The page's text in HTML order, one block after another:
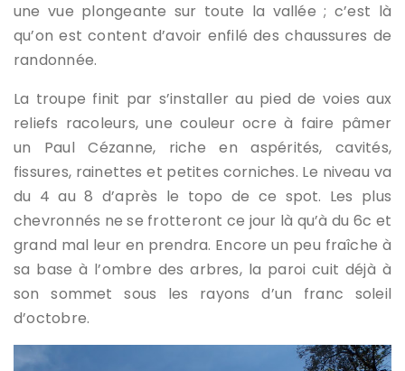
une vue plongeante sur toute la vallée ; c’est là
qu’on est content d’avoir enfilé des chaussures de
randonnée.
La troupe finit par s’installer au pied de voies aux
reliefs racoleurs, une couleur ocre à faire pâmer
un Paul Cézanne, riche en aspérités, cavités,
fissures, rainettes et petites corniches. Le niveau va
du 4 au 8 d’après le topo de ce spot. Les plus
chevronnés ne se frotteront ce jour là qu’à du 6c et
grand mal leur en prendra. Encore un peu fraîche à
sa base à l’ombre des arbres, la paroi cuit déjà à
son sommet sous les rayons d’un franc soleil
d’octobre.